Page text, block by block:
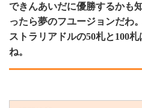
できんあいだに優勝するかも
ったら夢のフユージョンだわ
ストラリアドルの50札と100
ね。